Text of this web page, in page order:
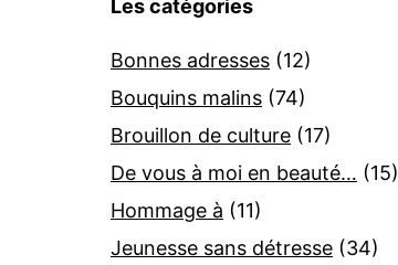
Les catégories
Bonnes adresses (12)
Bouquins malins (74)
Brouillon de culture (17)
De vous à moi en beauté… (15)
Hommage à (11)
Jeunesse sans détresse (34)